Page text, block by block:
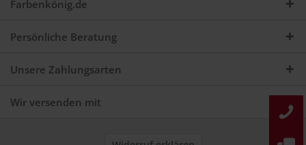
Farbenkönig.de
Persönliche Beratung
Unsere Zahlungsarten
Wir versenden mit